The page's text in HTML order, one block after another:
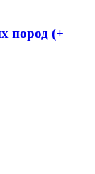
пород (+